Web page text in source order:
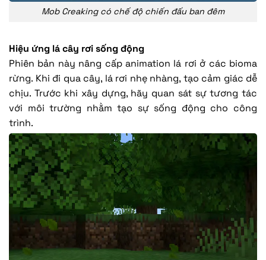
Mob Creaking có chế độ chiến đấu ban đêm
Hiệu ứng lá cây rơi sống động
Phiên bản này nâng cấp animation lá rơi ở các bioma
rừng. Khi đi qua cây, lá rơi nhẹ nhàng, tạo cảm giác dễ
chịu. Trước khi xây dựng, hãy quan sát sự tương tác
với môi trường nhằm tạo sự sống động cho công
trình.